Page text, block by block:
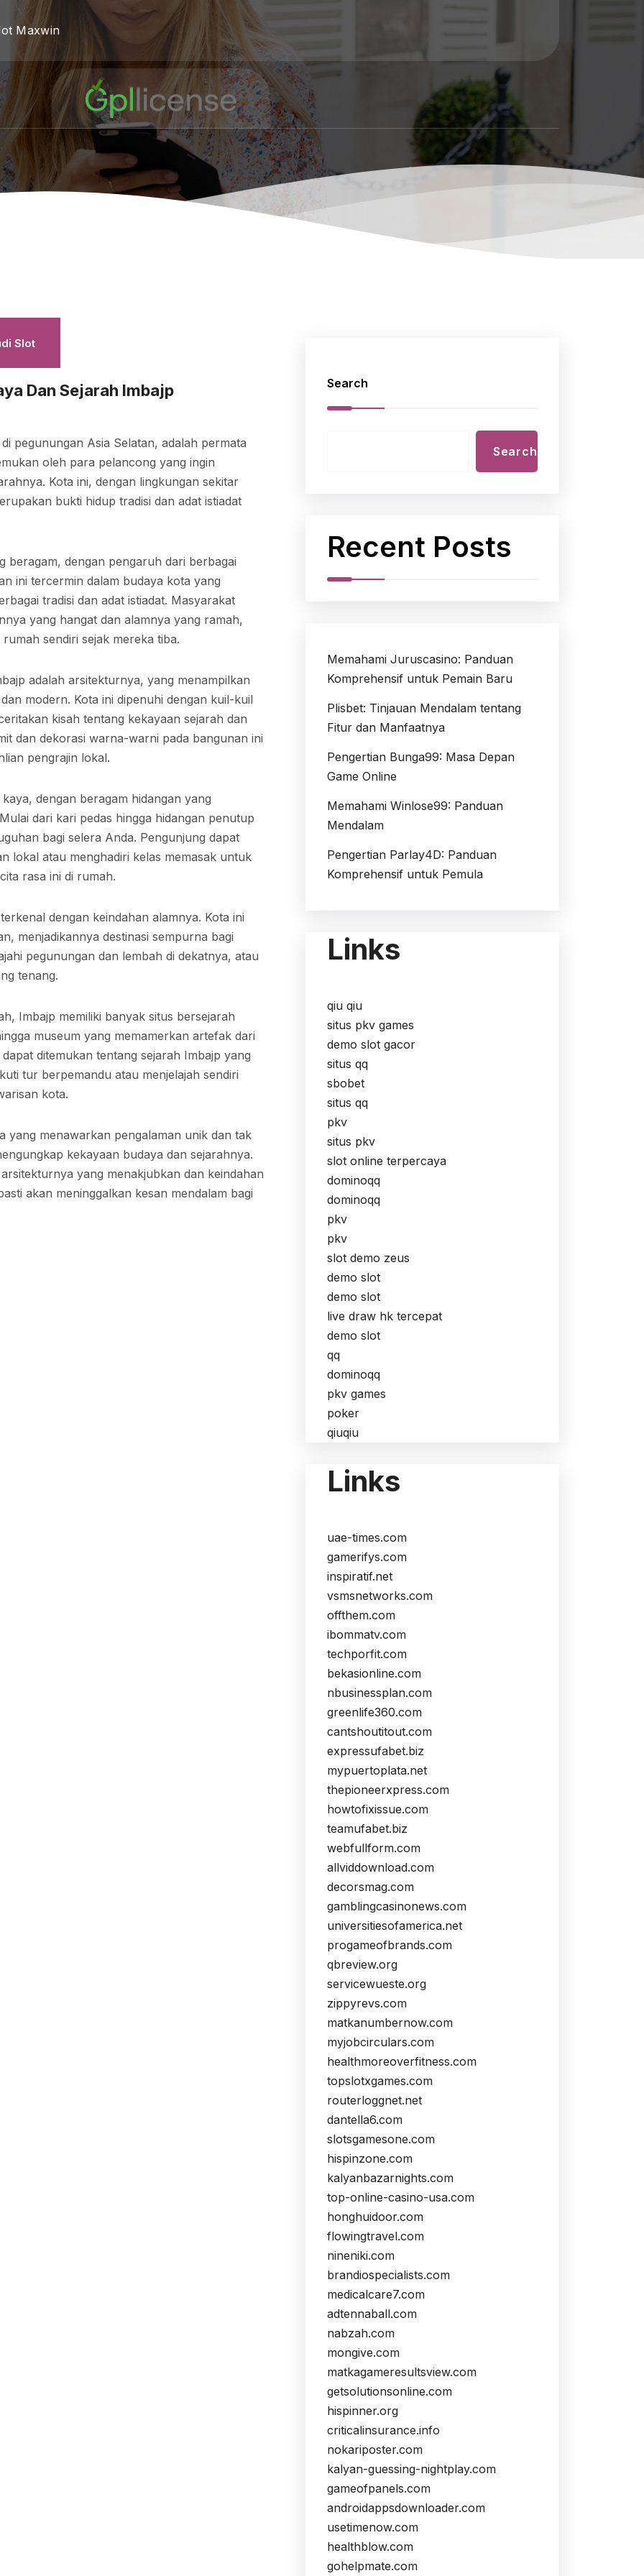
Maxwin
Kekayaan Budaya dan Sejarah
Judi Slot Mengungkap Kekayaan Budaya dan Sejarah Imbajp
Dan Sejarah Imbajp
pegunungan Asia Selatan, adalah permata
oleh para pelancong yang ingin
Kota ini, dengan lingkungan sekitar
bukti hidup tradisi dan adat istiadat
beragam, dengan pengaruh dari berbagai
ini tercermin dalam budaya kota yang
tradisi dan adat istiadat. Masyarakat
yang hangat dan alamnya yang ramah,
sendiri sejak mereka tiba.
adalah arsitekturnya, yang menampilkan
modern. Kota ini dipenuhi dengan kuil-kuil
kisah tentang kekayaan sejarah dan
dan dekorasi warna-warni pada bangunan ini
pengrajin lokal.
dengan beragam hidangan yang
dari kari pedas hingga hidangan penutup
bagi selera Anda. Pengunjung dapat
lokal atau menghadiri kelas memasak untuk
rasa ini di rumah.
dengan keindahan alamnya. Kota ini
menjadikannya destinasi sempurna bagi
pegunungan dan lembah di dekatnya, atau
tenang.
Imbajp memiliki banyak situs bersejarah
museum yang memamerkan artefak dari
ditemukan tentang sejarah Imbajp yang
tur berpemandu atau menjelajah sendiri
kota.
yang menawarkan pengalaman unik dan tak
kekayaan budaya dan sejarahnya.
yang menakjubkan dan keindahan
akan meninggalkan kesan mendalam bagi
Slot
Search
Search
Recent Posts
Memahami Juruscasino: Panduan
Komprehensif untuk Pemain Baru
Plisbet: Tinjauan Mendalam tentang
Fitur dan Manfaatnya
Pengertian Bunga99: Masa Depan
Game Online
Memahami Winlose99: Panduan
Mendalam
Pengertian Parlay4D: Panduan
Komprehensif untuk Pemula
Links
qiu qiu
situs pkv games
demo slot gacor
situs qq
sbobet
situs qq
pkv
situs pkv
slot online terpercaya
dominoqq
dominoqq
pkv
pkv
slot demo zeus
demo slot
demo slot
live draw hk tercepat
demo slot
qq
dominoqq
pkv games
poker
qiuqiu
Links
uae-times.com
gamerifys.com
inspiratif.net
vsmsnetworks.com
offthem.com
ibommatv.com
techporfit.com
bekasionline.com
nbusinessplan.com
greenlife360.com
cantshoutitout.com
expressufabet.biz
mypuertoplata.net
thepioneerxpress.com
howtofixissue.com
teamufabet.biz
webfullform.com
allviddownload.com
decorsmag.com
gamblingcasinonews.com
universitiesofamerica.net
progameofbrands.com
qbreview.org
servicewueste.org
zippyrevs.com
matkanumbernow.com
myjobcirculars.com
healthmoreoverfitness.com
topslotxgames.com
routerloggnet.net
dantella6.com
slotsgamesone.com
hispinzone.com
kalyanbazarnights.com
top-online-casino-usa.com
honghuidoor.com
flowingtravel.com
nineniki.com
brandiospecialists.com
medicalcare7.com
adtennaball.com
nabzah.com
mongive.com
matkagameresultsview.com
getsolutionsonline.com
hispinner.org
criticalinsurance.info
nokariposter.com
kalyan-guessing-nightplay.com
gameofpanels.com
androidappsdownloader.com
usetimenow.com
healthblow.com
gohelpmate.com